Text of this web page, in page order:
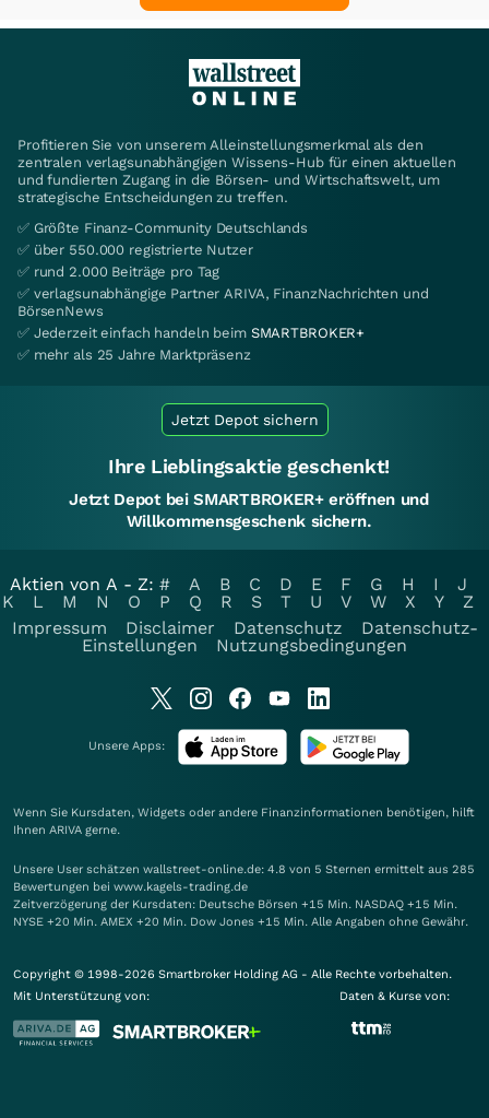
Profitieren Sie von unserem Alleinstellungsmerkmal als den
zentralen verlagsunabhängigen Wissens-Hub für einen aktuellen
und fundierten Zugang in die Börsen- und Wirtschaftswelt, um
strategische Entscheidungen zu treffen.
✅ Größte Finanz-Community Deutschlands
✅ über 550.000 registrierte Nutzer
✅ rund 2.000 Beiträge pro Tag
✅ verlagsunabhängige Partner ARIVA, FinanzNachrichten und
BörsenNews
✅ Jederzeit einfach handeln beim SMARTBROKER+
✅ mehr als 25 Jahre Marktpräsenz
Jetzt Depot sichern
Ihre Lieblingsaktie geschenkt!
Jetzt Depot bei SMARTBROKER+ eröffnen und
Willkommensgeschenk sichern.
Aktien von A - Z: # A B C D E F G H I
J
K
L M N O P Q R S T U V W X Y
Z
Impressum
Disclaimer Datenschutz
Datenschutz-
Einstellungen
Nutzungsbedingungen
Unsere Apps:
Wenn Sie Kursdaten, Widgets oder andere Finanzinformationen benötigen, hilft
Ihnen ARIVA gerne.
Unsere User schätzen wallstreet-online.de: 4.8 von 5 Sternen ermittelt aus 285
Bewertungen bei www.kagels-trading.de
Zeitverzögerung der Kursdaten: Deutsche Börsen +15 Min. NASDAQ +15 Min.
NYSE +20 Min. AMEX +20 Min. Dow Jones +15 Min. Alle Angaben ohne Gewähr.
Copyright © 1998-2026 Smartbroker Holding AG - Alle Rechte vorbehalten.
Mit Unterstützung von:
Daten & Kurse von: